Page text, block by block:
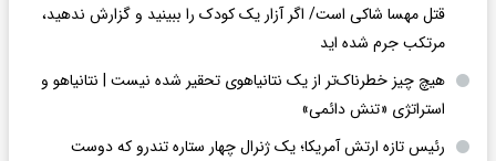
قتل مهسا شاکی است/ اگر آزار یک کودک را ببینید و گزارش ندهید،
مرتکب جرم شده اید
هیچ چیز خطرناک‌تر از یک نتانیاهوی تحقیر شده نیست | نتانیاهو و
استراتژی «تنش دائمی»
رئیس تازه ارتش آمریکا؛ یک ژنرال چهار ستاره تندرو که دوست